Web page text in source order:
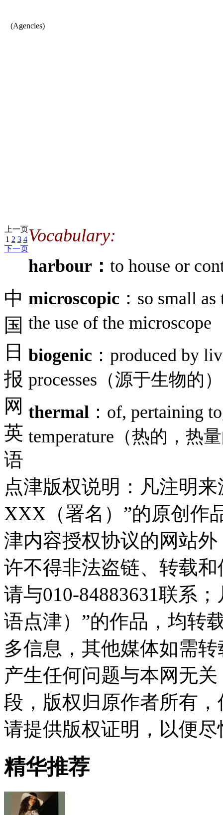
(Agencies)
Vocabulary:
harbour： to house or
microscopic ：so small
the use of the
biogenic ：produced by
processes（源于生物的）
thermal ：of, pertaining
temperature（热的，热
上一页
1 2 3 4
下一页
中
国
日
报
网
英
语
点津版权说明：凡注明
XXX（署名）”的原创作
津内容授权协议的网站
许不得非法盗链、转载
请与010-84883631联系
语点津）”的作品，均转
多信息，其他媒体如需
产生任何问题与本网无
段，版权归原作者所有
请提供版权证明，以便
精华推荐